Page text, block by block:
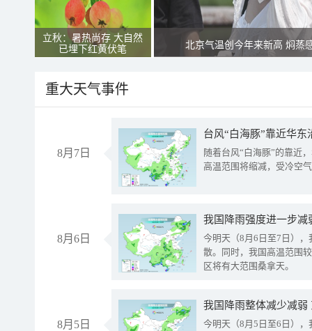
立秋：暑热尚存 大自然
已埋下红黄伏笔
北京气温创今年来新高 焖蒸
重大天气事件
8月7日
台风“白海豚”靠近华
随着台风“白海豚”的靠近
高温范围将缩减，受冷空
8月6日
今明天（8月6日至7日）
散。同时，我国高温范围
区将有大范围桑拿天。
8月5日
我国降雨整体减少减弱
今明天（8月5日至6日）